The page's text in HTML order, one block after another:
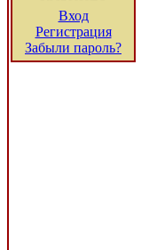
Вход
Регистрация
Забыли пароль?